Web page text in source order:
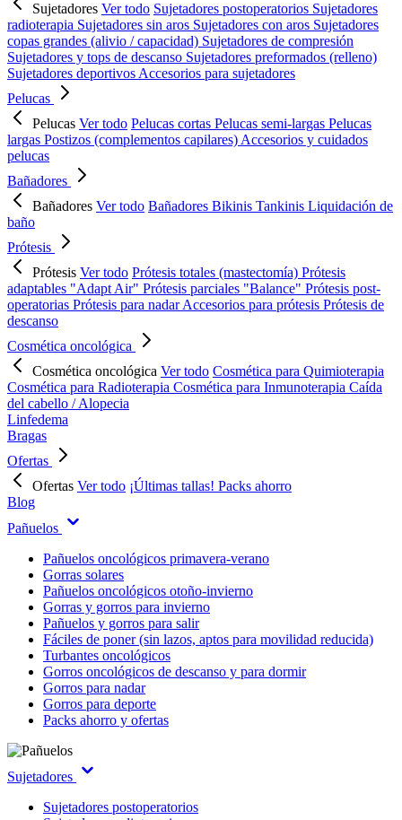
Sujetadores Ver todo Sujetadores postoperatorios Sujetadores
radioterapia Sujetadores sin aros Sujetadores con aros Sujetadores
copas grandes (alivio / capacidad) Sujetadores de compresión
Sujetadores y tops de descanso Sujetadores preformados (relleno)
Sujetadores deportivos Accesorios para sujetadores
Pelucas
Pelucas Ver todo Pelucas cortas Pelucas semi-largas Pelucas
largas Postizos (complementos capilares) Accesorios y cuidados
pelucas
Bañadores
Bañadores Ver todo Bañadores Bikinis Tankinis Liquidación de
baño
Prótesis
Prótesis Ver todo Prótesis totales (mastectomía) Prótesis
adaptables "Adapt Air" Prótesis parciales "Balance" Prótesis post-
operatorias Prótesis para nadarAccesorios para prótesis Prótesis de
descanso
Cosmética oncológica
Cosmética oncológica Ver todo Cosmética para Quimioterapia
Cosmética para Radioterapia Cosmética para Inmunoterapia Caída
del cabello / Alopecia
Linfedema
Bragas
Ofertas
Ofertas Ver todo ¡Últimas tallas! Packs ahorro
Blog
Pañuelos
Pañuelos oncológicos primavera-verano
Gorras solares
Pañuelos oncológicos otoño-invierno
Gorras y gorros para invierno
Pañuelos y gorros para salir
Fáciles de poner (sin lazos, aptos para movilidad reducida)
Turbantes oncológicos
Gorros oncológicos de descanso y para dormir
Gorros para nadar
Gorros para deporte
Packs ahorro y ofertas
Sujetadores
Sujetadores postoperatorios